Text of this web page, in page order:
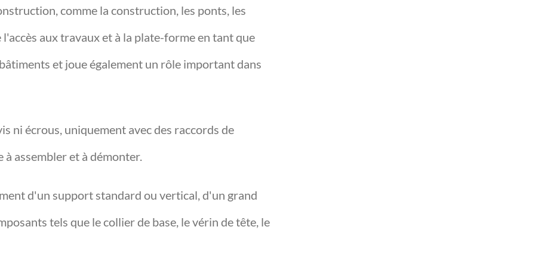
comme la construction, les ponts, les
aux travaux et à la plate-forme en tant que
et joue également un rôle important dans
ni écrous, uniquement avec des raccords de
assembler et à démonter.
d'un support standard ou vertical, d'un grand
tels que le collier de base, le vérin de tête, le